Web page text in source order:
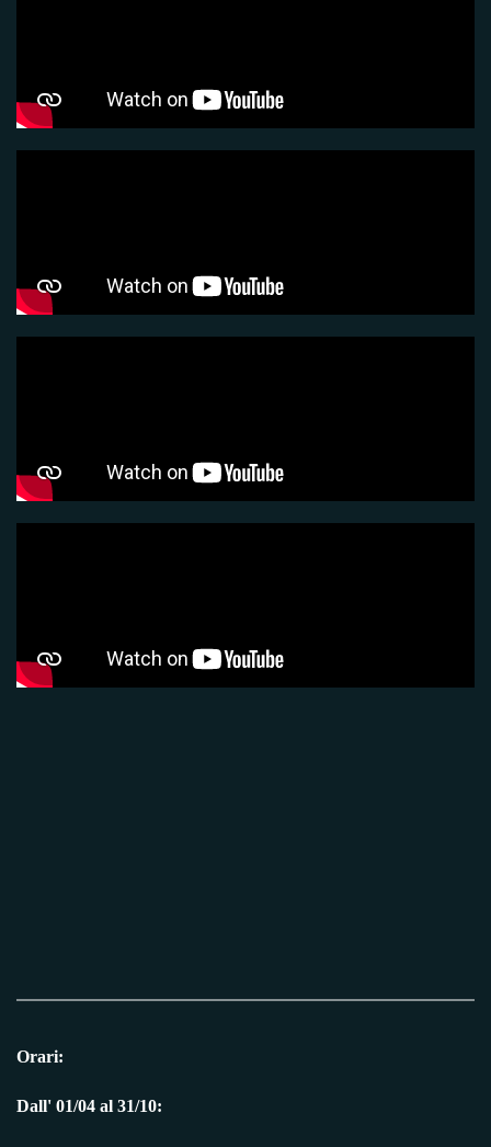
Orari:
Dall' 01/04 al 31/10: